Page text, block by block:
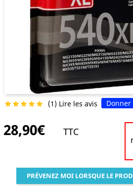
 (1) Lire les avis Donner
28,90€ TTC
PRÉVENEZ MOI LORSQUE LE